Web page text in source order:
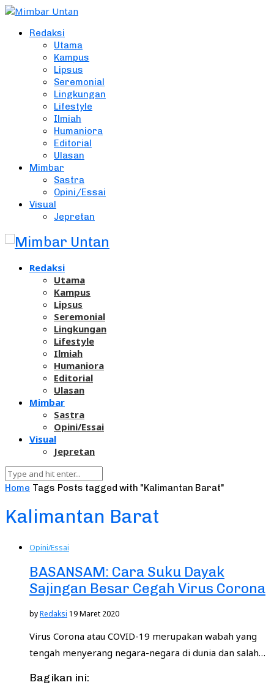
Redaksi
Utama
Kampus
Lipsus
Seremonial
Lingkungan
Lifestyle
Ilmiah
Humaniora
Editorial
Ulasan
Mimbar
Sastra
Opini/Essai
Visual
Jepretan
Redaksi
Utama
Kampus
Lipsus
Seremonial
Lingkungan
Lifestyle
Ilmiah
Humaniora
Editorial
Ulasan
Mimbar
Sastra
Opini/Essai
Visual
Jepretan
Home Tags Posts tagged with "Kalimantan Barat"
Kalimantan Barat
Opini/Essai
BASANSAM: Cara Suku Dayak
Sajingan Besar Cegah Virus Corona
byRedaksi 19 Maret 2020
Virus Corona atau COVID-19 merupakan wabah yang
tengah menyerang negara-negara di dunia dan salah…
Bagikan ini: